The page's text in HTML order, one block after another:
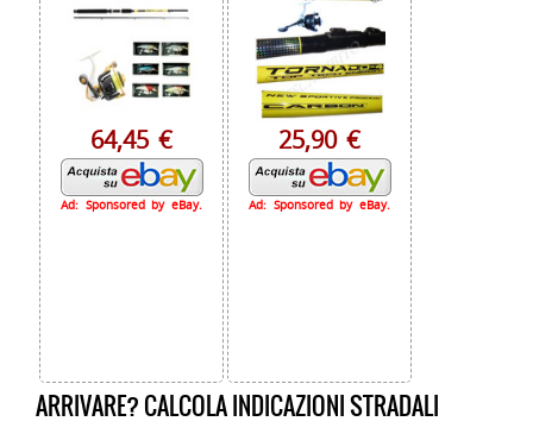
64,45 €
Ad: Sponsored by eBay.
25,90 €
Ad: Sponsored by eBay.
ARRIVARE? CALCOLA INDICAZIONI STRADALI